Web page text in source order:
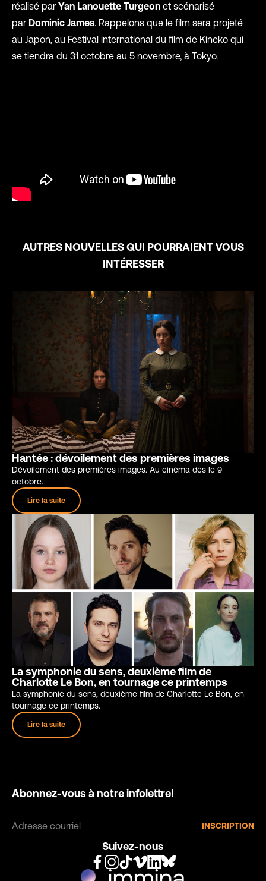
réalisé par Yan Lanouette Turgeon et scénarisé
par Dominic James. Rappelons que le film sera projeté
au Japon, au Festival international du film de Kineko qui
se tiendra du 31 octobre au 5 novembre, à Tokyo.
AUTRES NOUVELLES QUI POURRAIENT VOUS
INTÉRESSER
Hantée : dévoilement des premières images
Dévoilement des premières images. Au cinéma dès le 9
octobre.
Lire la suite
La symphonie du sens, deuxième film de
Charlotte Le Bon, en tournage ce printemps
La symphonie du sens, deuxième film de Charlotte Le Bon, en
tournage ce printemps.
Lire la suite
Suivez-nous
Abonnez-vous à notre infolettre!